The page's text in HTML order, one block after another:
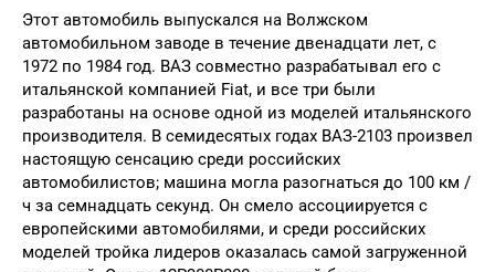
Этот автомобиль выпускался на Волжском
автомобильном заводе в течение двенадцати лет, с
1972 по 1984 год. ВАЗ совместно разрабатывал его с
итальянской компанией Fiat, и все три были
разработаны на основе одной из моделей итальянского
производителя. В семидесятых годах ВАЗ-2103 произвел
настоящую сенсацию среди российских
автомобилистов; машина могла разогнаться до 100 км /
ч за семнадцать секунд. Он смело ассоциируется с
европейскими автомобилями, и среди российских
моделей тройка лидеров оказалась самой загруженной